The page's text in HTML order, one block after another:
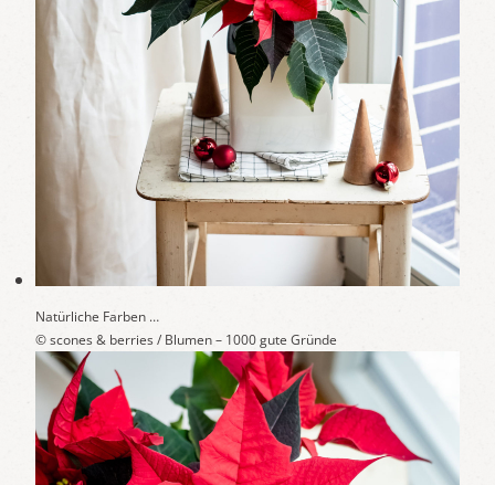
Natürliche Farben …
© scones & berries / Blumen – 1000 gute Gründe